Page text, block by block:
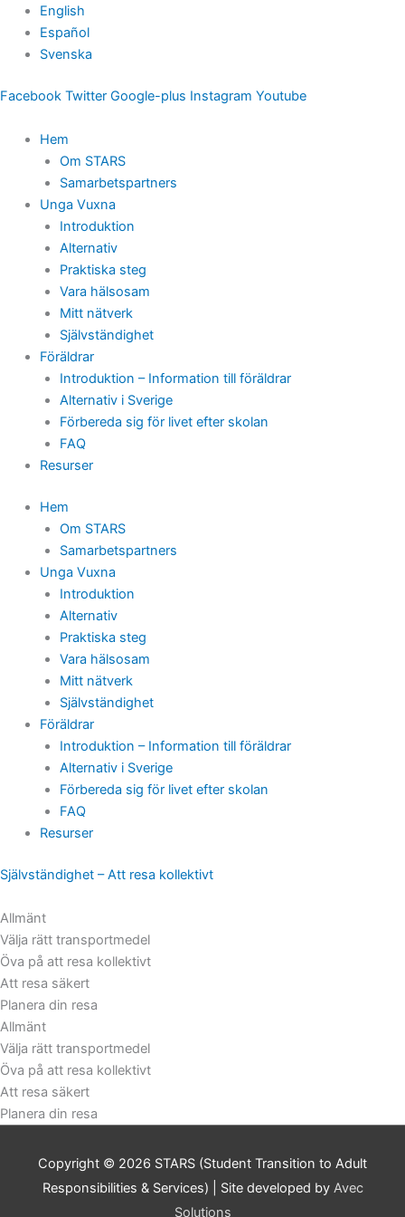
Hoppa
innehåll
English
Español
Svenska
Facebook Twitter Google-plus Instagram Youtube
Hem
Om STARS
Samarbetspartners
Unga Vuxna
Introduktion
Alternativ
Praktiska steg
Vara hälsosam
Mitt nätverk
Självständighet
Föräldrar
Introduktion – Information till föräldrar
Alternativ i Sverige
Förbereda sig för livet efter skolan
FAQ
Resurser
Hem
Om STARS
Samarbetspartners
Unga Vuxna
Introduktion
Alternativ
Praktiska steg
Vara hälsosam
Mitt nätverk
Självständighet
Föräldrar
Introduktion – Information till föräldrar
Alternativ i Sverige
Förbereda sig för livet efter skolan
FAQ
Resurser
Självständighet – Att resa kollektivt
Allmänt
Välja rätt transportmedel
Öva på att resa kollektivt
Att resa säkert
Planera din resa
Allmänt
Välja rätt transportmedel
Öva på att resa kollektivt
Att resa säkert
Planera din resa
Copyright © 2026 STARS (Student Transition to Adult
Responsibilities & Services) | Site developed by Avec
Solutions